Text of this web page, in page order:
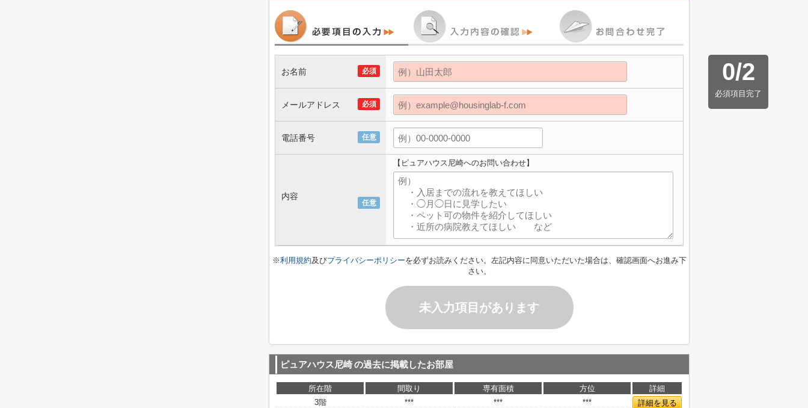
0/2
必須項目完了
必須
お名前
必須
メールアドレス
任意
電話番号
任意
内容
【ピュアハウス尼崎へのお問い合わせ】
※利用規約及びプライバシーポリシーを必ずお読みください。左記内容に同意いただいた場合は、確認画面へお進み下
さい。
未入力項目があります
ピュアハウス尼崎の過去に掲載したお部屋
所在階 間取り 専有面積 方位
詳細
3階
*** *** *** 詳細を見る